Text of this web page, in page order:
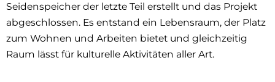
Seidenspeicher der letzte Teil erstellt und das Projekt
abgeschlossen. Es entstand ein Lebensraum, der Platz
zum Wohnen und Arbeiten bietet und gleichzeitig
Raum lässt für kulturelle Aktivitäten aller Art.